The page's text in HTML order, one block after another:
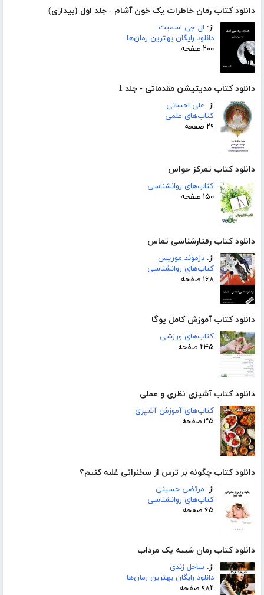
دانلود کتاب رمان خاطرات یک خون آشام - جلد اول (بیداری)
از: ال جی اسمیت
دانلود رایگان بهترین رمان‌ها
۲۰۰ صفحه
دانلود کتاب مدیتیشن مقدماتی - جلد 1
از: علی احسانی
کتاب‌های علمی
۲۹ صفحه
دانلود کتاب تمرکز حواس
کتاب‌های روانشناسی
۱۵۰ صفحه
دانلود کتاب رفتارشناسی تماس
از: دزموند موریس
کتاب‌های روانشناسی
۱۶۸ صفحه
دانلود کتاب آموزش کامل یوگا
کتاب‌های ورزشی
۲۴۵ صفحه
دانلود کتاب آشپزی نظری و عملی
کتاب‌های آموزش آشپزی
۳۵ صفحه
دانلود کتاب چگونه بر ترس از سخنرانی غلبه کنیم؟
از: مرتضی حسینی
کتاب‌های روانشناسی
۶۵ صفحه
دانلود کتاب رمان شبیه یک مرداب
از: ساحل زندی
دانلود رایگان بهترین رمان‌ها
۹۸۲ صفحه